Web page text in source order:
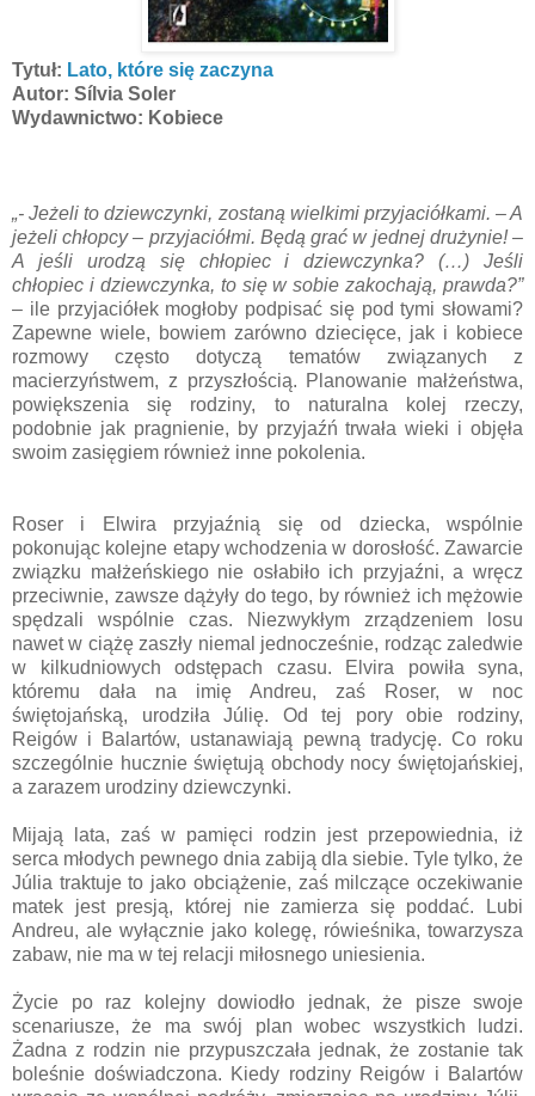
Tytuł: Lato, które się zaczyna
Autor: Sílvia Soler
Wydawnictwo: Kobiece
„- Jeżeli to dziewczynki, zostaną wielkimi przyjaciółkami. – A
jeżeli chłopcy – przyjaciółmi. Będą grać w jednej drużynie! –
A jeśli urodzą się chłopiec i dziewczynka? (…) Jeśli
chłopiec i dziewczynka, to się w sobie zakochają, prawda?”
– ile przyjaciółek mogłoby podpisać się pod tymi słowami?
Zapewne wiele, bowiem zarówno dziecięce, jak i kobiece
rozmowy często dotyczą tematów związanych z
macierzyństwem, z przyszłością. Planowanie małżeństwa,
powiększenia się rodziny, to naturalna kolej rzeczy,
podobnie jak pragnienie, by przyjaźń trwała wieki i objęła
swoim zasięgiem również inne pokolenia.
Roser i Elwira przyjaźnią się od dziecka, wspólnie
pokonując kolejne etapy wchodzenia w dorosłość. Zawarcie
związku małżeńskiego nie osłabiło ich przyjaźni, a wręcz
przeciwnie, zawsze dążyły do tego, by również ich mężowie
spędzali wspólnie czas. Niezwykłym zrządzeniem losu
nawet w ciążę zaszły niemal jednocześnie, rodząc zaledwie
w kilkudniowych odstępach czasu. Elvira powiła syna,
któremu dała na imię Andreu, zaś Roser, w noc
świętojańską, urodziła Júlię. Od tej pory obie rodziny,
Reigów i Balartów, ustanawiają pewną tradycję. Co roku
szczególnie hucznie świętują obchody nocy świętojańskiej,
a zarazem urodziny dziewczynki.
Mijają lata, zaś w pamięci rodzin jest przepowiednia, iż
serca młodych pewnego dnia zabiją dla siebie. Tyle tylko, że
Júlia traktuje to jako obciążenie, zaś milczące oczekiwanie
matek jest presją, której nie zamierza się poddać. Lubi
Andreu, ale wyłącznie jako kolegę, rówieśnika, towarzysza
zabaw, nie ma w tej relacji miłosnego uniesienia.
Życie po raz kolejny dowiodło jednak, że pisze swoje
scenariusze, że ma swój plan wobec wszystkich ludzi.
Żadna z rodzin nie przypuszczała jednak, że zostanie tak
boleśnie doświadczona. Kiedy rodziny Reigów i Balartów